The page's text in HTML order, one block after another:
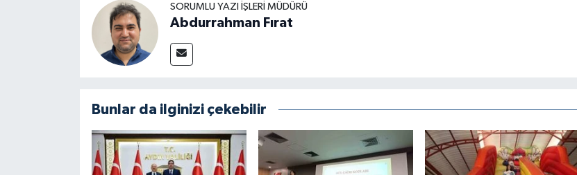
SORUMLU YAZI İŞLERI MÜDÜRÜ
Abdurrahman Fırat
Bunlar da ilginizi çekebilir